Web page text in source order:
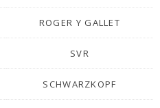
ROGER Y GALLET
SVR
SCHWARZKOPF